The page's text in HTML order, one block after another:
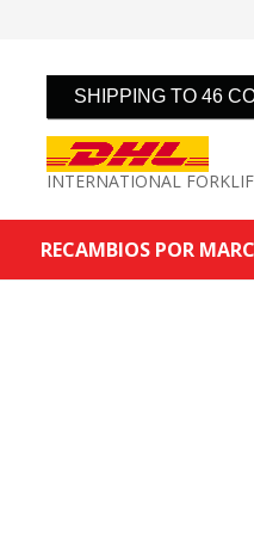
SHIPPING TO 46
INTERNATIONAL
RECAMBIOS POR